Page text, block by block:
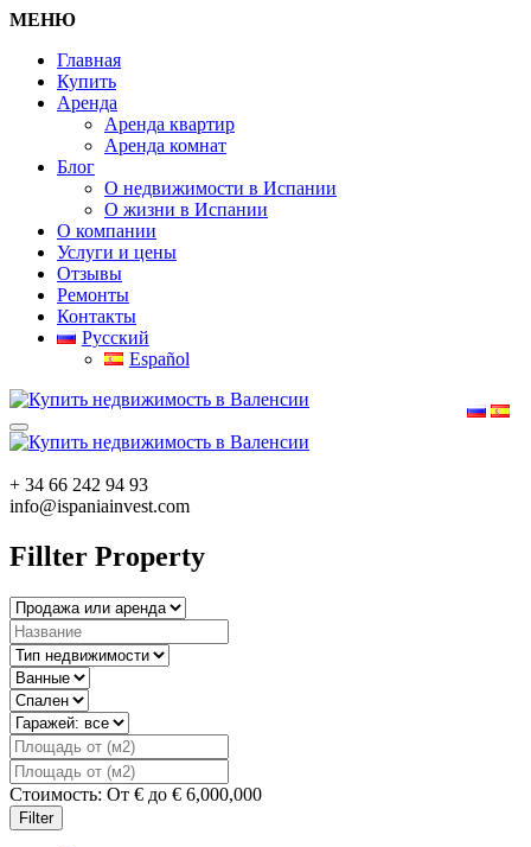
МЕНЮ
Главная
Купить
Аренда
Аренда квартир
Аренда комнат
Блог
О недвижимости в Испании
О жизни в Испании
О компании
Услуги и цены
Отзывы
Ремонты
Контакты
Русский
Español
+ 34 66 242 94 93
info@ispaniainvest.com
Fillter Property
Стоимость: От € до € 6,000,000
Filter